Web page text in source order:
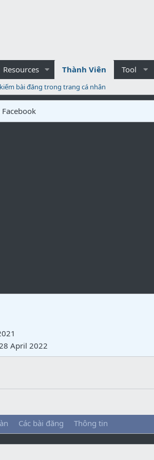
Resources Thành Viên Tool
bài đăng trong trang cá nhân
April 2022
Các bài đăng Thông tin